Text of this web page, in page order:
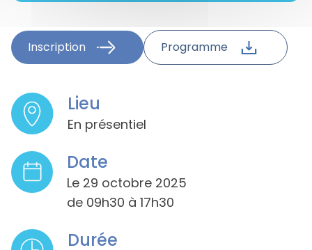
Inscription Programme
Lieu
En présentiel
Date
Le 29 octobre 2025
de 09h30 à 17h30
Durée